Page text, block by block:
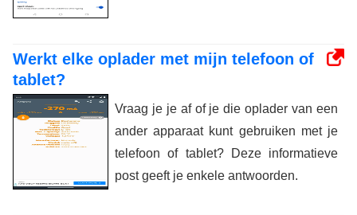
Werkt elke oplader met mijn telefoon of
tablet?
Vraag je je af of je die oplader van een
ander apparaat kunt gebruiken met je
telefoon of tablet? Deze informatieve
post geeft je enkele antwoorden.